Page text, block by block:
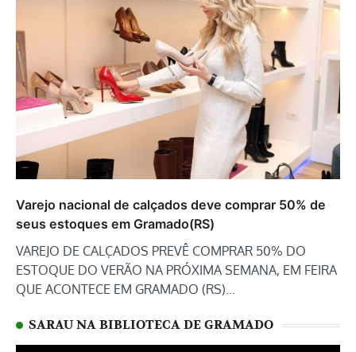
Varejo nacional de calçados deve comprar 50% de
seus estoques em Gramado(RS)
VAREJO DE CALÇADOS PREVÊ COMPRAR 50% DO
ESTOQUE DO VERÃO NA PRÓXIMA SEMANA, EM FEIRA
QUE ACONTECE EM GRAMADO (RS)…
SARAU NA BIBLIOTECA DE GRAMADO